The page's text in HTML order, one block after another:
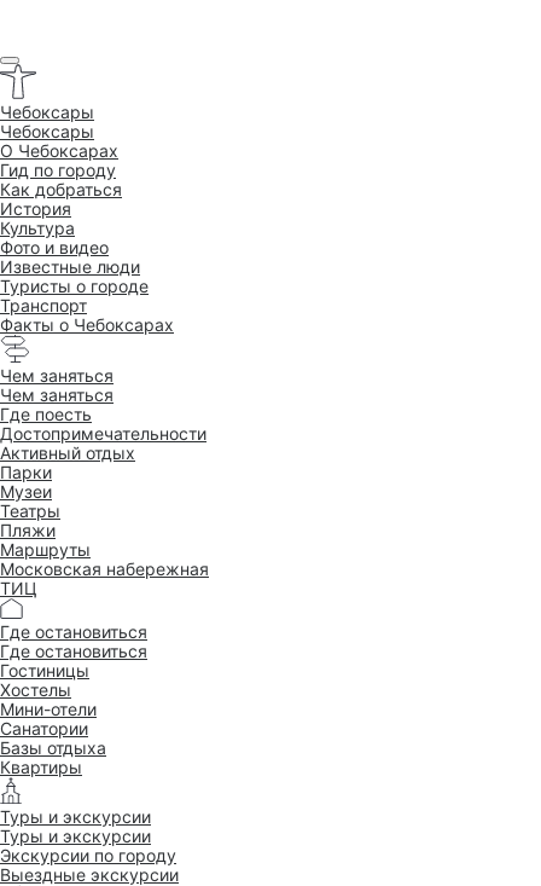
Чебоксары
Чебоксары
O Чебоксарах
Гид по городу
Как добраться
История
Культура
Фото и видео
Известные люди
Туристы о городе
Транспорт
Факты о Чебоксарах
Чем заняться
Чем заняться
Где поесть
Достопримеча­тельности
Активный отдых
Парки
Музеи
Театры
Пляжи
Маршруты
Московская набережная
ТИЦ
Где остановиться
Где остановиться
Гостиницы
Хостелы
Мини-отели
Санатории
Базы отдыха
Квартиры
Туры и экскурсии
Туры и экскурсии
Экскурсии по городу
Выездные экскурсии